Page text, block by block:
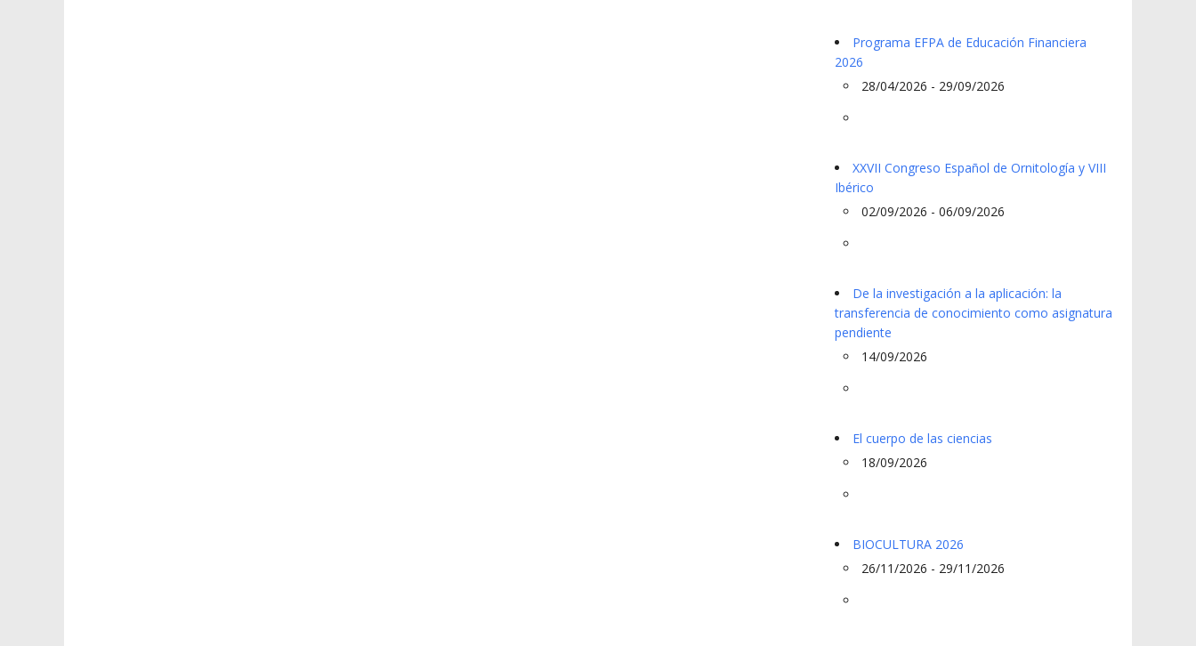
Programa EFPA de Educación Financiera
2026
28/04/2026 - 29/09/2026
XXVII Congreso Español de Ornitología y VIII
Ibérico
02/09/2026 - 06/09/2026
De la investigación a la aplicación: la
transferencia de conocimiento como asignatura
pendiente
14/09/2026
El cuerpo de las ciencias
18/09/2026
BIOCULTURA 2026
26/11/2026 - 29/11/2026